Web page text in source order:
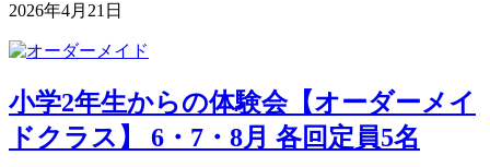
2026年4月21日
小学2年生からの体験会【オーダーメイ
ドクラス】 6・7・8月 各回定員5名